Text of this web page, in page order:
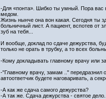
-Для «понта». Шибко ты умный. Пора вас
медом.
Жизнь нынче она вон какая. Сегодня ты
больничный лист. А пациент, вспотев от
зуб на тебя...
И вообще, доклад по сдаче дежурства,
только не орать в трубку, а то всех
-Кому докладывать главному врачу или
-"Главному врачу, замам .." передразнил
автоответчик будете наговаривать, а
-А как же сдача самого дежурства?
-А так же. Сдача дежурства - святое